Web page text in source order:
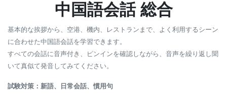
中国語会話 総合
基本的な挨拶から、空港、機内、レストランまで、よく利用するシーン
に合わせた中国語会話を学習できます。
すべての会話に音声付き、ピンインを確認しながら、音声を繰り返し聞
いて真似て発音してみてください。
試験対策：新語、日常会話、慣用句